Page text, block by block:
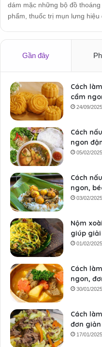
dám mặc những bộ đồ
phẩm, thuốc trị mụn lưng hiệu
Gần đây
Cách
cẩm
24/09/2025
Cách
ngon
05/02/2025
Cách
ngon,
03/02/2025
Nộm
giúp
01/02/2025
Cách
ngon,
30/01/2025
Cách
đơn
17/01/2025